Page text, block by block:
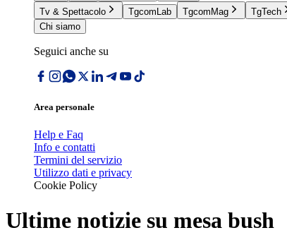
Tv & Spettacolo
TgcomLab TgcomMag TgTech
Chi siamo
Seguici anche su
Area personale
Help e Faq
Info e contatti
Termini del servizio
Utilizzo dati e privacy
Cookie Policy
Ultime notizie su mesa bush